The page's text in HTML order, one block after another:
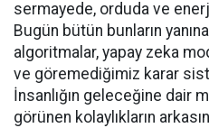
sermayede, orduda ve
Bugün bütün bunların
algoritmalar, yapay zeka
ve göremediğimiz karar
İnsanlığın geleceğine dair
görünen kolaylıkların